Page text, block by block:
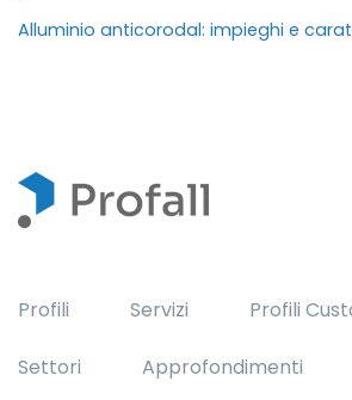
Alluminio anticorodal: impieghi e
Profili Servizi Profili
Settori Approfondimenti